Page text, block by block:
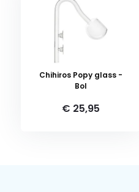
Chihiros Popy glass -
Bol
€ 25,95